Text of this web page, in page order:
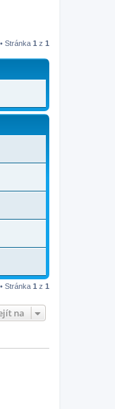
Stránka 1 z 1
Stránka 1 z 1
na